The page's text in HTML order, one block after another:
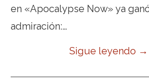
en «Apocalypse Now» ya
admiración:…
Sigue leyendo →